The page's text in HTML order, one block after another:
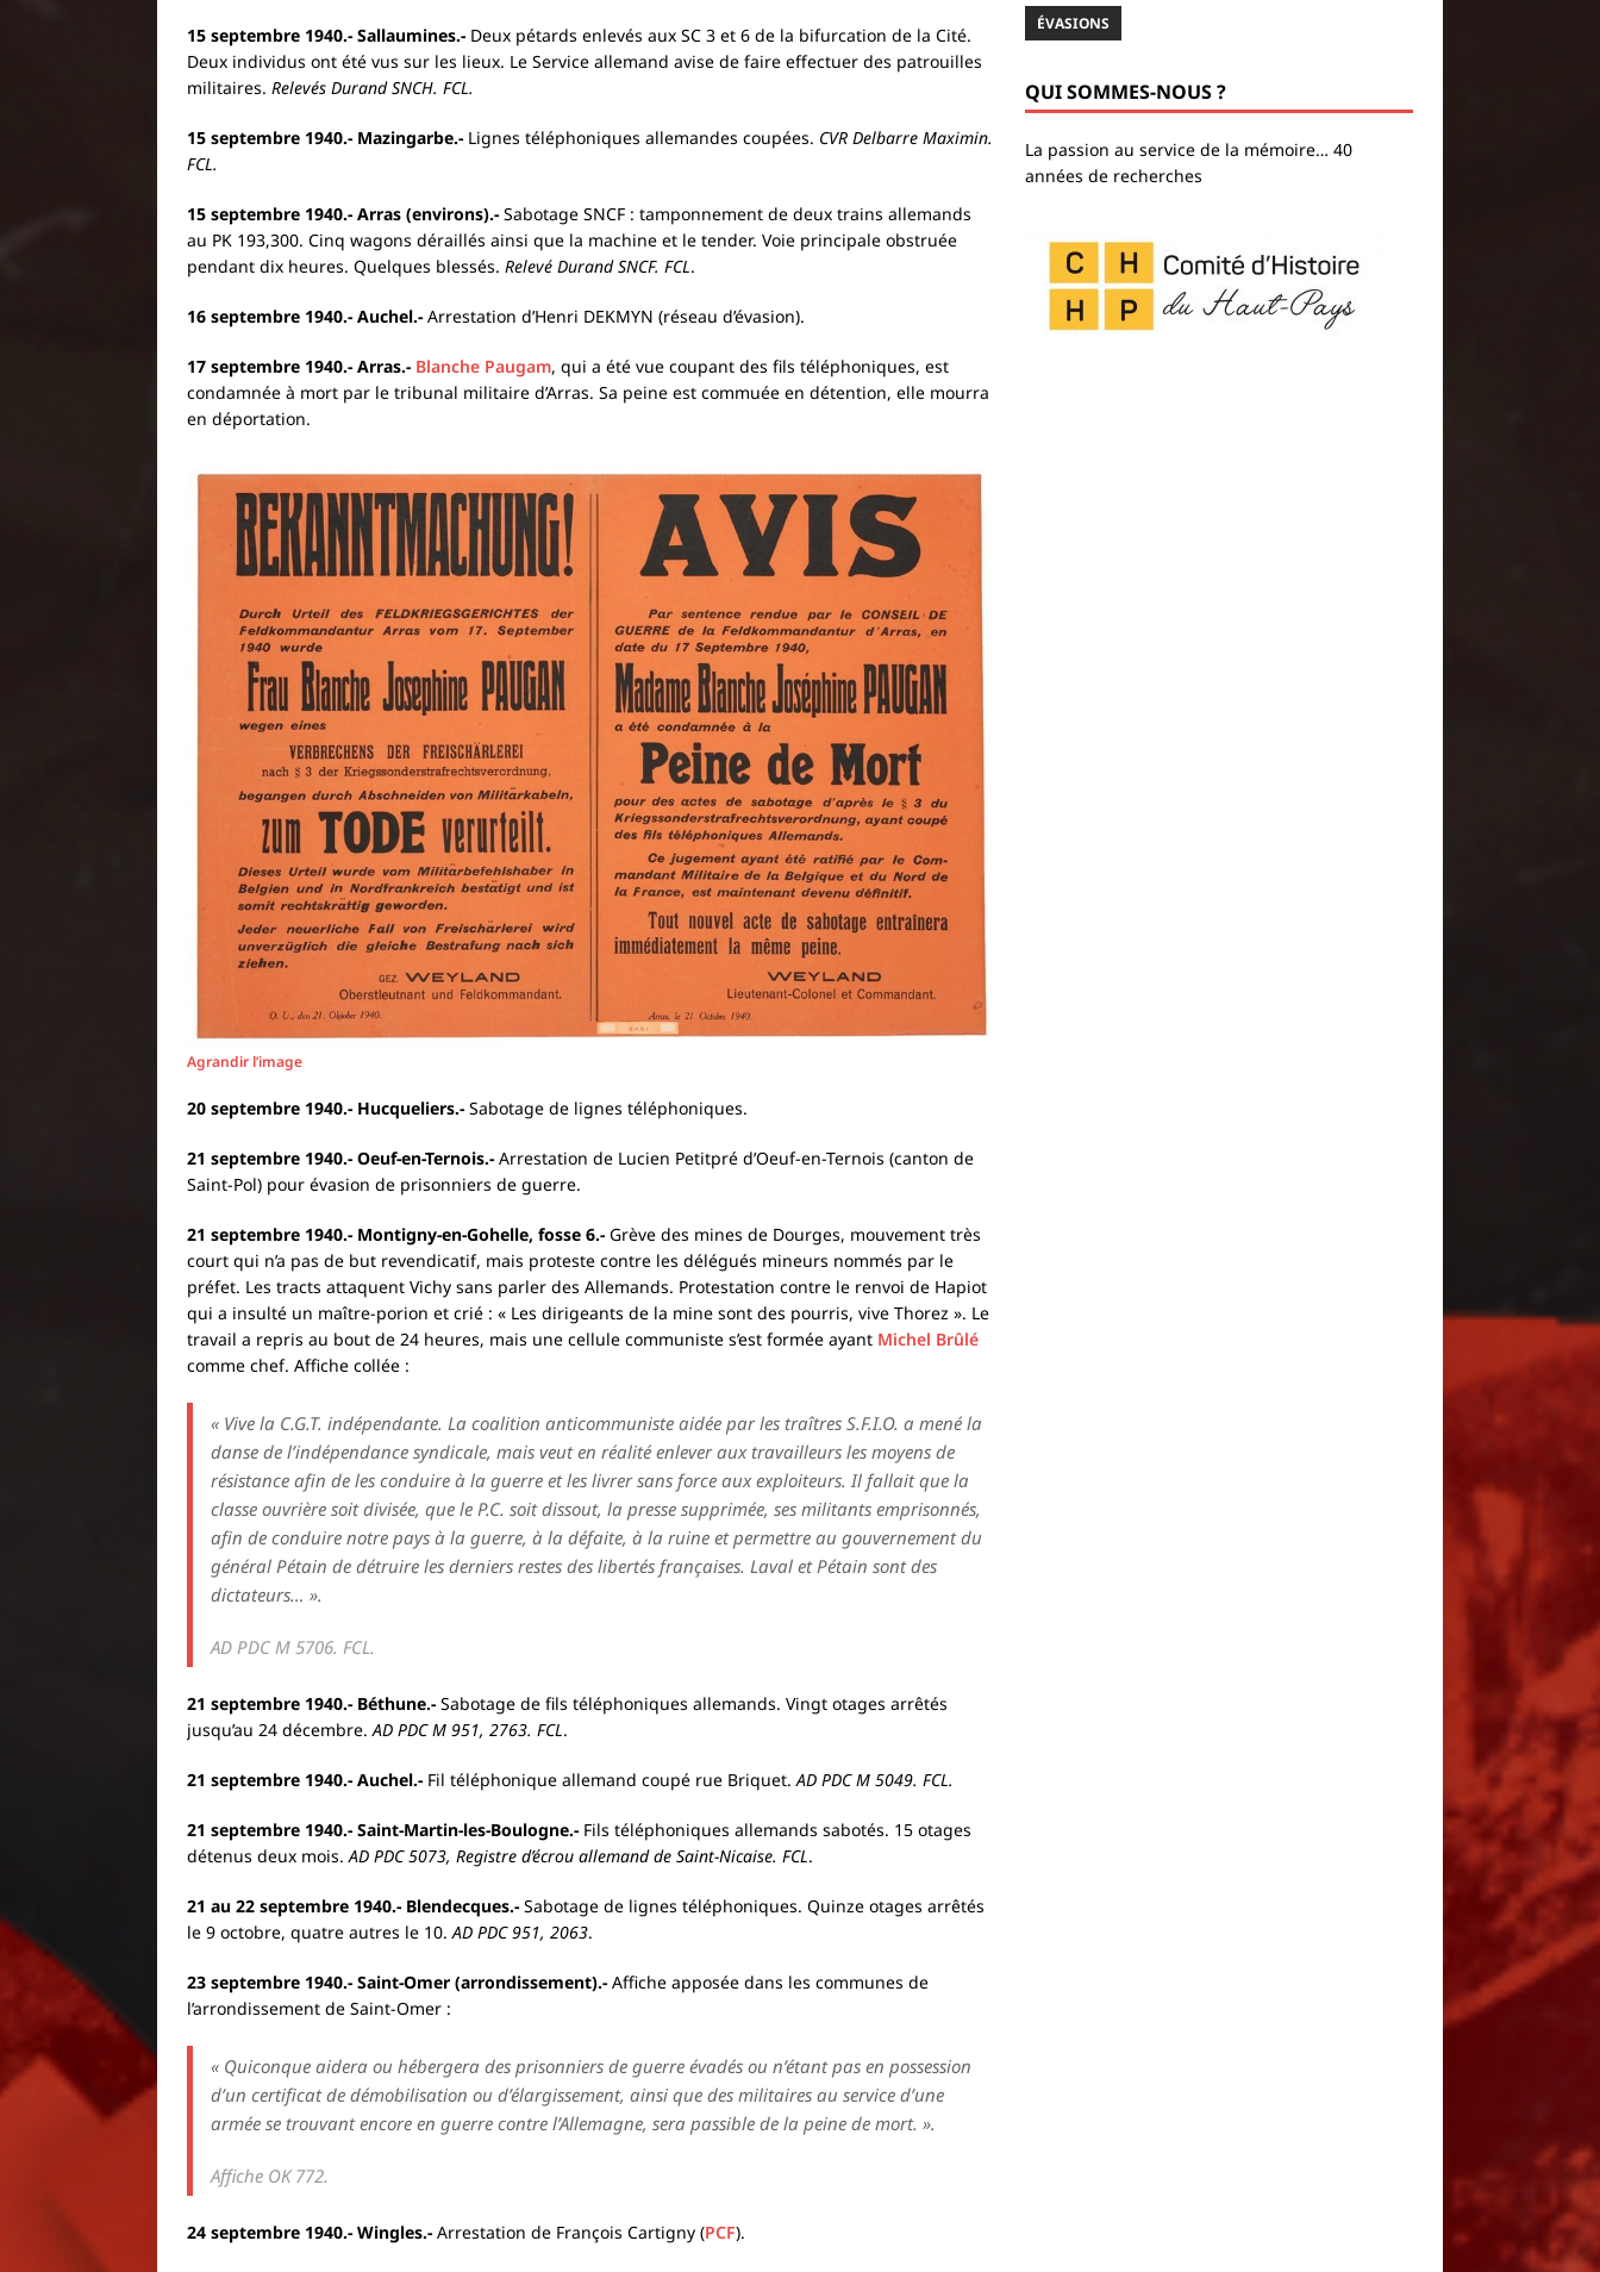
15 septembre 1940.- Sallaumines.- Deux pétards enlevés aux SC 3 et 6 de la bifurcation de la Cité.
Deux individus ont été vus sur les lieux. Le Service allemand avise de faire effectuer des patrouilles
militaires. Relevés Durand SNCH. FCL.
15 septembre 1940.- Mazingarbe.- Lignes téléphoniques allemandes coupées. CVR Delbarre Maximin.
FCL.
15 septembre 1940.- Arras (environs).- Sabotage SNCF : tamponnement de deux trains allemands
au PK 193,300. Cinq wagons déraillés ainsi que la machine et le tender. Voie principale obstruée
pendant dix heures. Quelques blessés. Relevé Durand SNCF. FCL.
16 septembre 1940.- Auchel.- Arrestation d’Henri DEKMYN (réseau d’évasion).
17 septembre 1940.- Arras.- Blanche Paugam, qui a été vue coupant des fils téléphoniques, est
condamnée à mort par le tribunal militaire d’Arras. Sa peine est commuée en détention, elle mourra
en déportation.
Agrandir l’image
20 septembre 1940.- Hucqueliers.- Sabotage de lignes téléphoniques.
21 septembre 1940.- Oeuf-en-Ternois.- Arrestation de Lucien Petitpré d’Oeuf-en-Ternois (canton de
Saint-Pol) pour évasion de prisonniers de guerre.
21 septembre 1940.- Montigny-en-Gohelle, fosse 6.- Grève des mines de Dourges, mouvement très
court qui n’a pas de but revendicatif, mais proteste contre les délégués mineurs nommés par le
préfet. Les tracts attaquent Vichy sans parler des Allemands. Protestation contre le renvoi de Hapiot
qui a insulté un maître-porion et crié : « Les dirigeants de la mine sont des pourris, vive Thorez ». Le
travail a repris au bout de 24 heures, mais une cellule communiste s’est formée ayant Michel Brûlé
comme chef. Affiche collée :
« Vive la C.G.T. indépendante. La coalition anticommuniste aidée par les traîtres S.F.I.O. a mené la
danse de l’indépendance syndicale, mais veut en réalité enlever aux travailleurs les moyens de
résistance afin de les conduire à la guerre et les livrer sans force aux exploiteurs. Il fallait que la
classe ouvrière soit divisée, que le P.C. soit dissout, la presse supprimée, ses militants emprisonnés,
afin de conduire notre pays à la guerre, à la défaite, à la ruine et permettre au gouvernement du
général Pétain de détruire les derniers restes des libertés françaises. Laval et Pétain sont des
dictateurs… ».
AD PDC M 5706. FCL.
21 septembre 1940.- Béthune.- Sabotage de fils téléphoniques allemands. Vingt otages arrêtés
jusqu’au 24 décembre. AD PDC M 951, 2763. FCL.
21 septembre 1940.- Auchel.- Fil téléphonique allemand coupé rue Briquet. AD PDC M 5049. FCL.
21 septembre 1940.- Saint-Martin-les-Boulogne.- Fils téléphoniques allemands sabotés. 15 otages
détenus deux mois. AD PDC 5073, Registre d’écrou allemand de Saint-Nicaise. FCL.
21 au 22 septembre 1940.- Blendecques.- Sabotage de lignes téléphoniques. Quinze otages arrêtés
le 9 octobre, quatre autres le 10. AD PDC 951, 2063.
23 septembre 1940.- Saint-Omer (arrondissement).- Affiche apposée dans les communes de
l’arrondissement de Saint-Omer :
« Quiconque aidera ou hébergera des prisonniers de guerre évadés ou n’étant pas en possession
d’un certificat de démobilisation ou d’élargissement, ainsi que des militaires au service d’une
armée se trouvant encore en guerre contre l’Allemagne, sera passible de la peine de mort. ».
Affiche OK 772.
24 septembre 1940.- Wingles.- Arrestation de François Cartigny (PCF).
ÉVASIONS
QUI SOMMES-NOUS ?
La passion au service de la mémoire… 40
années de recherches